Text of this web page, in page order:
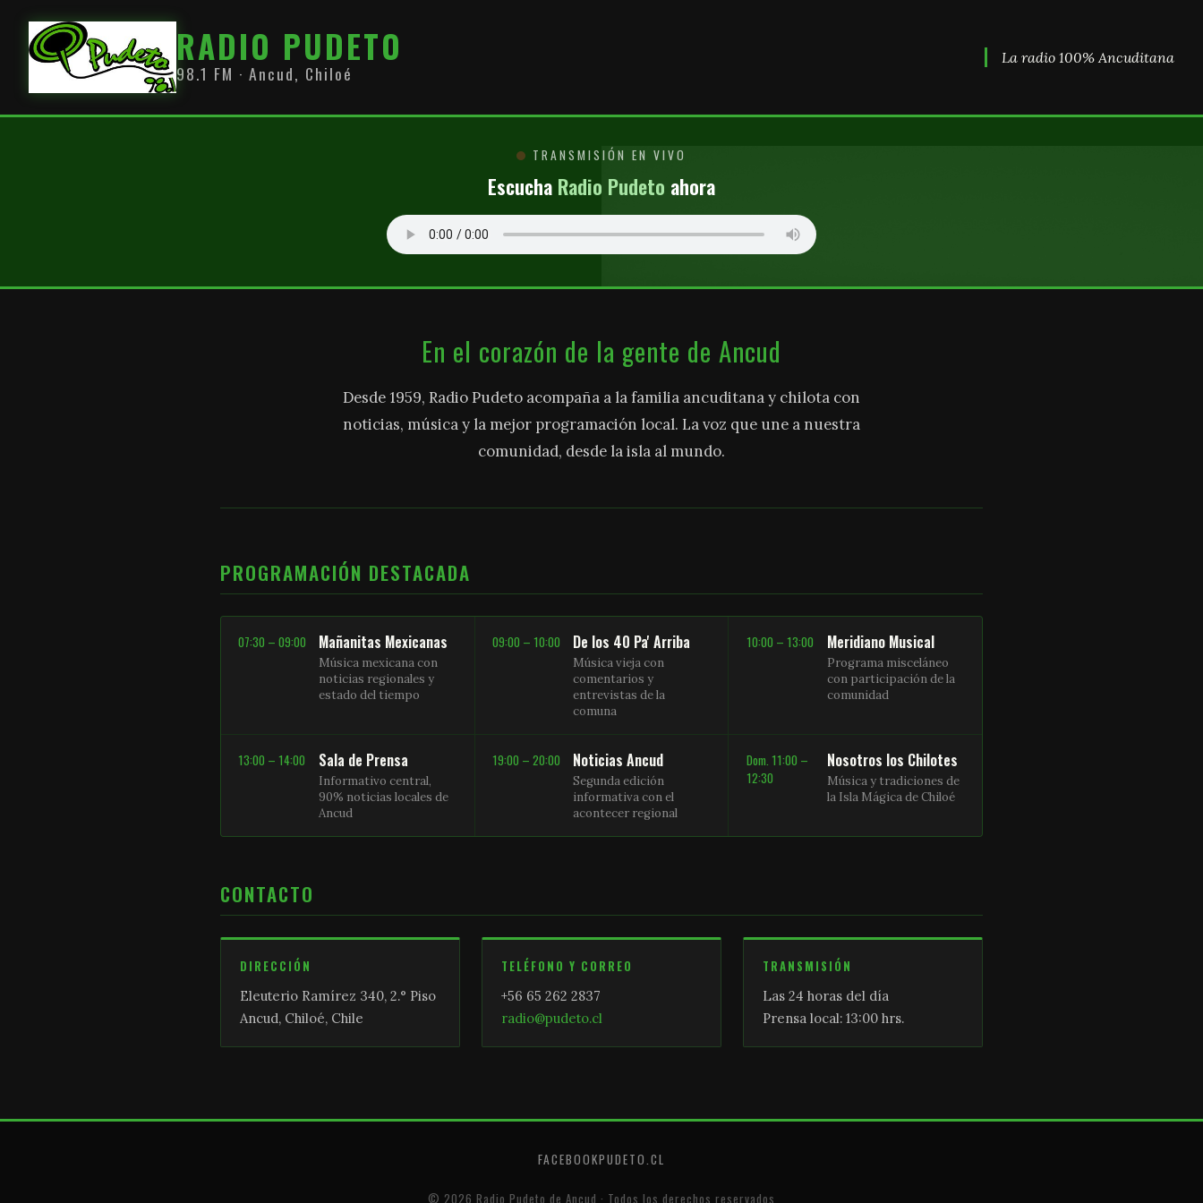
RADIO PUDETO
98.1 FM · Ancud, Chiloé
La radio 100% Ancuditana
TRANSMISIÓN EN VIVO
Escucha Radio Pudeto ahora
En el corazón de la gente de Ancud
Desde 1959, Radio Pudeto acompaña a la familia ancuditana y chilota con
noticias, música y la mejor programación local. La voz que une a nuestra
comunidad, desde la isla al mundo.
PROGRAMACIÓN DESTACADA
07:30 – 09:00 Mañanitas Mexicanas
Música mexicana con
noticias regionales y
estado del tiempo
09:00 – 10:00 De los 40 Pa' Arriba
Música vieja con
comentarios y
entrevistas de la
comuna
10:00 – 13:00 Meridiano Musical
Programa misceláneo
con participación de la
comunidad
13:00 – 14:00 Sala de Prensa
Informativo central,
90% noticias locales de
Ancud
19:00 – 20:00 Noticias Ancud
Segunda edición
informativa con el
acontecer regional
Dom. 11:00 –
12:30
Nosotros los Chilotes
Música y tradiciones de
la Isla Mágica de Chiloé
CONTACTO
DIRECCIÓN
Eleuterio Ramírez 340, 2.° Piso
Ancud, Chiloé, Chile
TELÉFONO Y CORREO
+56 65 262 2837
radio@pudeto.cl
TRANSMISIÓN
Las 24 horas del día
Prensa local: 13:00 hrs.
FACEBOOKPUDETO.CL
© 2026 Radio Pudeto de Ancud · Todos los derechos reservados